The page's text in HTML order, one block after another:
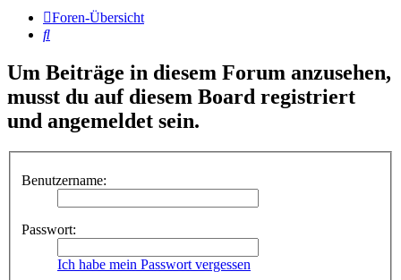
Foren-Übersicht
Suche
Um Beiträge in diesem Forum anzusehen,
musst du auf diesem Board registriert
und angemeldet sein.
Benutzername:
Passwort:
Ich habe mein Passwort vergessen